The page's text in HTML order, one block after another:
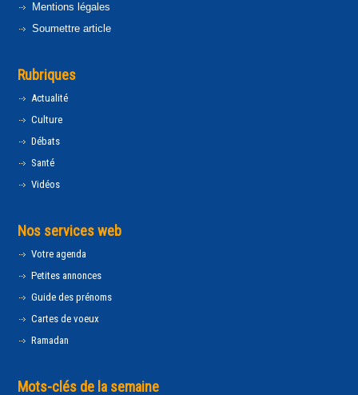
Mentions légales
Soumettre article
Rubriques
Actualité
Culture
Débats
Santé
Vidéos
Nos services web
Votre agenda
Petites annonces
Guide des prénoms
Cartes de voeux
Ramadan
Mots-clés de la semaine